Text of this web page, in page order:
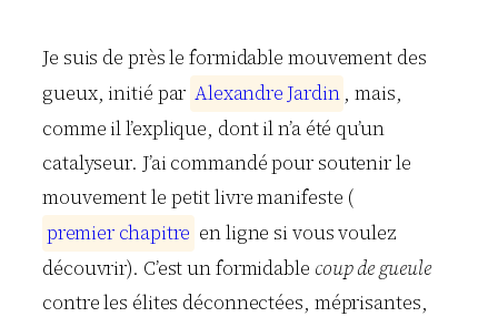
Je suis de près le formidable mouvement des
gueux, initié par Alexandre Jardin , mais,
comme il l’explique, dont il n’a été qu’un
catalyseur. J’ai commandé pour soutenir le
mouvement le petit livre manifeste (
premier chapitre en ligne si vous voulez
découvrir). C’est un formidable coup de gueule
contre les élites déconnectées, méprisantes,